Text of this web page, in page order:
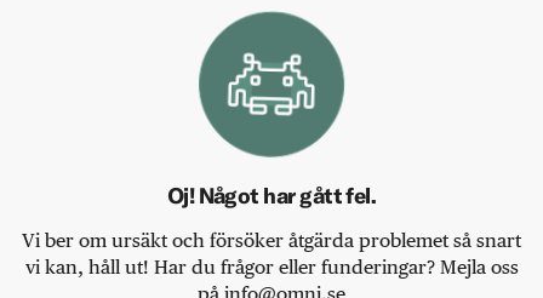
Oj! Något har gått fel.
Vi ber om ursäkt och försöker åtgärda problemet så snart
vi kan, håll ut! Har du frågor eller funderingar? Mejla oss